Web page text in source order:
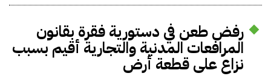
رفض طعن في دستورية فقرة بقانون
المرافعات المدنية والتجارية أقيم بسبب
نزاع على قطعة أرض